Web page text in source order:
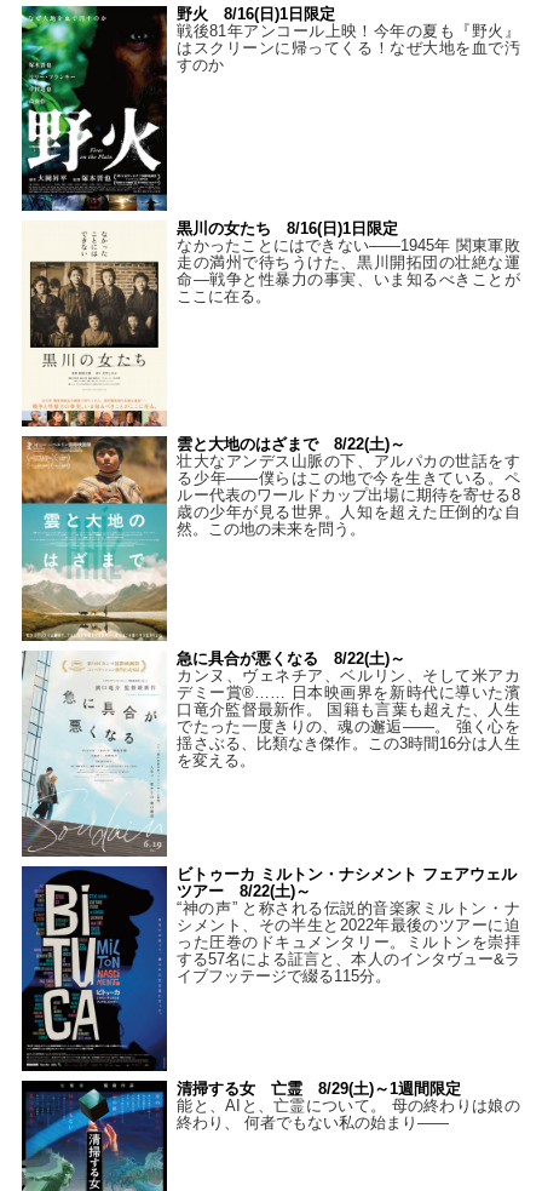
野火 8/16(日)1日限定
戦後81年アンコール上映！今年の夏も『野火』
はスクリーンに帰ってくる！なぜ大地を血で汚
すのか
黒川の女たち 8/16(日)1日限定
なかったことにはできない——1945年 関東軍敗
走の満州で待ちうけた、黒川開拓団の壮絶な運
命―戦争と性暴力の事実、いま知るべきことが
ここに在る。
雲と大地のはざまで 8/22(土)～
壮大なアンデス山脈の下、アルパカの世話をす
る少年――僕らはこの地で今を生きている。ペ
ルー代表のワールドカップ出場に期待を寄せる8
歳の少年が見る世界。人知を超えた圧倒的な自
然。この地の未来を問う。
急に具合が悪くなる 8/22(土)～
カンヌ、ヴェネチア、ベルリン、そして米アカ
デミー賞®…… 日本映画界を新時代に導いた濱
口竜介監督最新作。 国籍も言葉も超えた、人生
でたった一度きりの、魂の邂逅――。 強く心を
揺さぶる、比類なき傑作。この3時間16分は人生
を変える。
ビトゥーカ ミルトン・ナシメント フェアウェル
ツアー 8/22(土)～
“神の声” と称される伝説的音楽家ミルトン・ナ
シメント、その半生と2022年最後のツアーに迫
った圧巻のドキュメンタリー。ミルトンを崇拝
する57名による証言と、本人のインタヴュー&ラ
イブフッテージで綴る115分。
清掃する女 亡霊 8/29(土)～1週間限定
能と、AIと、亡霊について。 母の終わりは娘の
終わり、 何者でもない私の始まり――